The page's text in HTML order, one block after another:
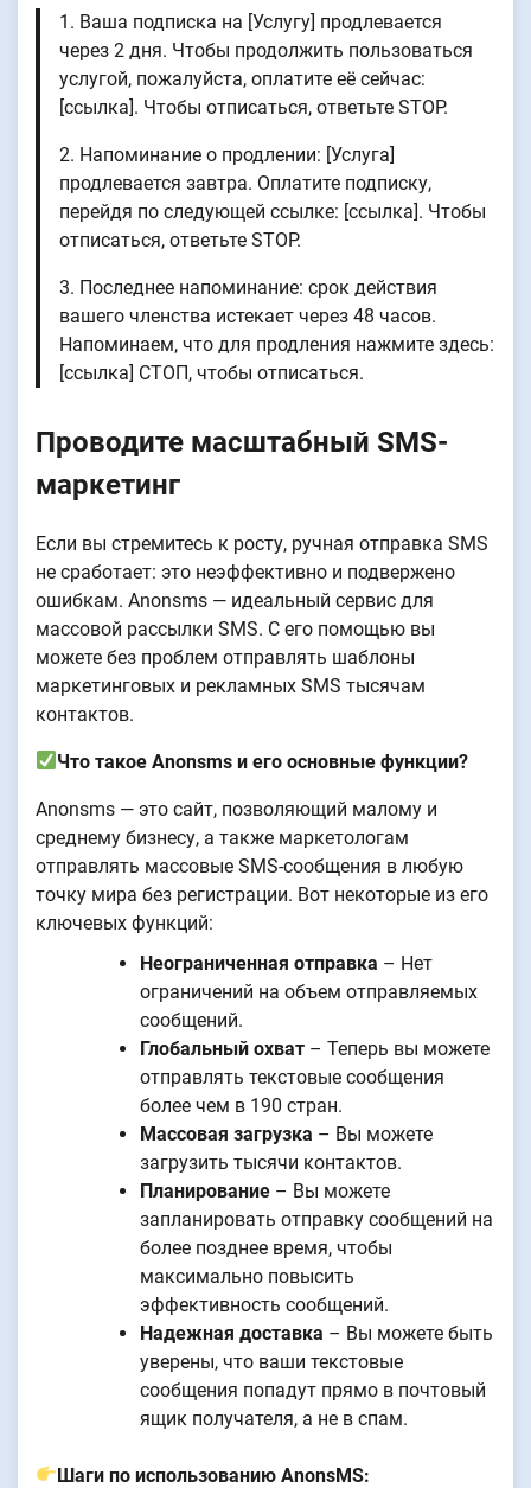
1. Ваша подписка на [Услугу] продлевается
через 2 дня. Чтобы продолжить пользоваться
услугой, пожалуйста, оплатите её сейчас:
[ссылка]. Чтобы отписаться, ответьте STOP.
2. Напоминание о продлении: [Услуга]
продлевается завтра. Оплатите подписку,
перейдя по следующей ссылке: [ссылка]. Чтобы
отписаться, ответьте STOP.
3. Последнее напоминание: срок действия
вашего членства истекает через 48 часов.
Напоминаем, что для продления нажмите здесь:
[ссылка] СТОП, чтобы отписаться.
Проводите масштабный SMS-
маркетинг
Если вы стремитесь к росту, ручная отправка SMS
не сработает: это неэффективно и подвержено
ошибкам. Anonsms — идеальный сервис для
массовой рассылки SMS. С его помощью вы
можете без проблем отправлять шаблоны
маркетинговых и рекламных SMS тысячам
контактов.
Что такое Anonsms и его основные функции?
Anonsms — это сайт, позволяющий малому и
среднему бизнесу, а также маркетологам
отправлять массовые SMS-сообщения в любую
точку мира без регистрации. Вот некоторые из его
ключевых функций:
Неограниченная отправка – Нет
ограничений на объем отправляемых
сообщений.
Глобальный охват – Теперь вы можете
отправлять текстовые сообщения
более чем в 190 стран.
Массовая загрузка – Вы можете
загрузить тысячи контактов.
Планирование – Вы можете
запланировать отправку сообщений на
более позднее время, чтобы
максимально повысить
эффективность сообщений.
Надежная доставка – Вы можете быть
уверены, что ваши текстовые
сообщения попадут прямо в почтовый
ящик получателя, а не в спам.
Шаги по использованию AnonsMS: